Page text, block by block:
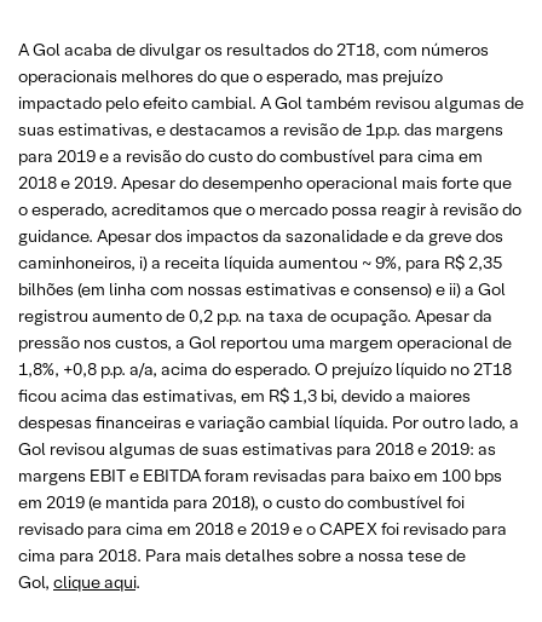
A Gol acaba de divulgar os resultados do 2T18, com números
operacionais melhores do que o esperado, mas prejuízo
impactado pelo efeito cambial. A Gol também revisou algumas de
suas estimativas, e destacamos a revisão de 1p.p. das margens
para 2019 e a revisão do custo do combustível para cima em
2018 e 2019. Apesar do desempenho operacional mais forte que
o esperado, acreditamos que o mercado possa reagir à revisão do
guidance. Apesar dos impactos da sazonalidade e da greve dos
caminhoneiros, i) a receita líquida aumentou ~ 9%, para R$ 2,35
bilhões (em linha com nossas estimativas e consenso) e ii) a Gol
registrou aumento de 0,2 p.p. na taxa de ocupação. Apesar da
pressão nos custos, a Gol reportou uma margem operacional de
1,8%, +0,8 p.p. a/a, acima do esperado. O prejuízo líquido no 2T18
ficou acima das estimativas, em R$ 1,3 bi, devido a maiores
despesas financeiras e variação cambial líquida. Por outro lado, a
Gol revisou algumas de suas estimativas para 2018 e 2019: as
margens EBIT e EBITDA foram revisadas para baixo em 100 bps
em 2019 (e mantida para 2018), o custo do combustível foi
revisado para cima em 2018 e 2019 e o CAPEX foi revisado para
cima para 2018. Para mais detalhes sobre a nossa tese de
Gol, clique aqui.